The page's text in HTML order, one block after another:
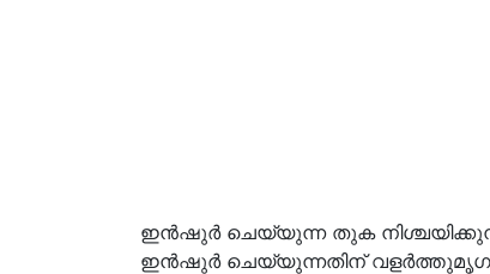
ഇൻഷുർ ചെയ്യുന്ന തുക
ഇൻഷുർ ചെയ്യുന്നതിന്